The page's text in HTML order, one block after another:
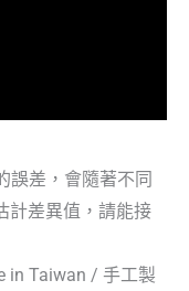
誤差，會隨著不同
計差異值，請能接
in Taiwan / 手工製